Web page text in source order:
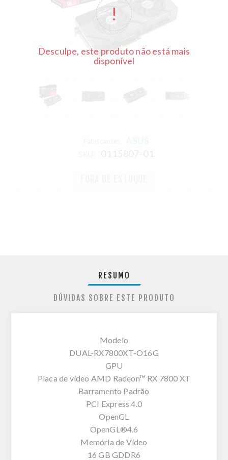
Desculpe, este produto não está mais
disponível
ASUS
RESUMO
DÚVIDAS SOBRE ESTE PRODUTO
Modelo
DUAL-RX7800XT-O16G
GPU
Placa de vídeo AMD Radeon™ RX 7800 XT
Barramento Padrão
PCI Express 4.0
OpenGL
OpenGL®4.6
Memória de Vídeo
16 GB GDDR6